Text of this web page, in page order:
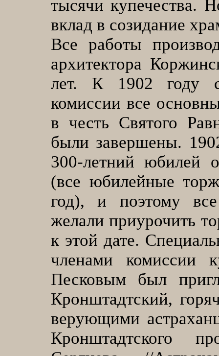
тысячи купечества.
вклад в созидание
Все работы
архитектора
лет. К 1902 году
комиссии все
в честь Святого
были завершены.
300-летний юбилей
(все юбилейные
год), и поэтому
желали приурочить
к этой дате.
членами комиссии
Песковым был
Кронштадтский,
верующими
Кронштадтского